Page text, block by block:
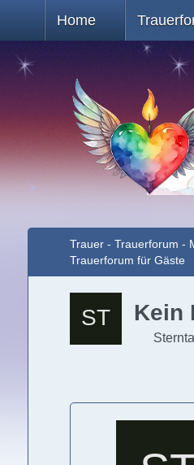
Home
Trauer - Trauerforum -
Trauerforum für Gäste
Kein